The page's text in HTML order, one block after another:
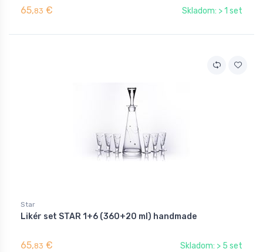
65,83 € Skladom: > 1 set
Star
Likér set STAR 1+6 (360+20 ml) handmade
65,83 € Skladom: > 5 set